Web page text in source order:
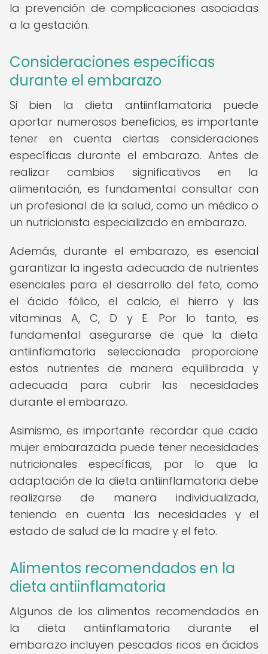
la prevención de complicaciones asociadas
a la gestación.
Consideraciones específicas
durante el embarazo
Si bien la dieta antiinflamatoria puede
aportar numerosos beneficios, es importante
tener en cuenta ciertas consideraciones
específicas durante el embarazo. Antes de
realizar cambios significativos en la
alimentación, es fundamental consultar con
un profesional de la salud, como un médico o
un nutricionista especializado en embarazo.
Además, durante el embarazo, es esencial
garantizar la ingesta adecuada de nutrientes
esenciales para el desarrollo del feto, como
el ácido fólico, el calcio, el hierro y las
vitaminas A, C, D y E. Por lo tanto, es
fundamental asegurarse de que la dieta
antiinflamatoria seleccionada proporcione
estos nutrientes de manera equilibrada y
adecuada para cubrir las necesidades
durante el embarazo.
Asimismo, es importante recordar que cada
mujer embarazada puede tener necesidades
nutricionales específicas, por lo que la
adaptación de la dieta antiinflamatoria debe
realizarse de manera individualizada,
teniendo en cuenta las necesidades y el
estado de salud de la madre y el feto.
Alimentos recomendados en la
dieta antiinflamatoria
Algunos de los alimentos recomendados en
la dieta antiinflamatoria durante el
embarazo incluyen pescados ricos en ácidos